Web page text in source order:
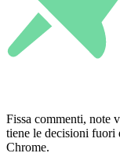
Fissa commenti, note
tiene le decisioni
Chrome.